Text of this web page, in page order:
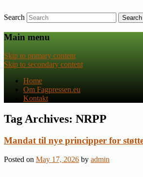
Fagpressen.eu
Nyheder om dansk EU-
Search
Main menu
Skip to primary content
Skip to secondary content
Home
Om Fagpressen.eu
Kontakt
Tag Archives: NRPP
Mandat til nye principper for
Posted on May 17, 2026 by admin